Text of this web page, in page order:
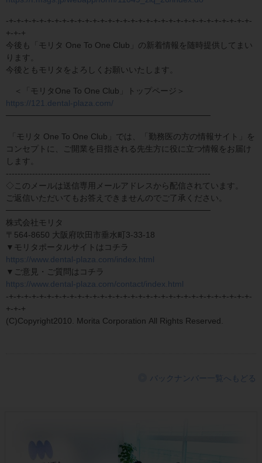
-+-+-+-+-+-+-+-+-+-+-+-+-+-+-+-+-+-+-+-+-+-+-+-+-+-+-+-+-+-+-+-+-
+-+-+
今後も「モリタ One To One Club」の新着情報を随時提供してまい
ります。
今後ともモリタをよろしくお願いいたします。
＜「モリタOne To One Club」トップページ＞
https://121.dental-plaza.com/
───────────────────────────────────
「モリタ One To One Club」では、「勤務医の方の情報サイト」を
コンセプトに、ご開業を目指される先生方に役に立つ情報をお届け
します。
----------------------------------------------------------------------
◇このメールは送信専用メールアドレスから配信されています。
ご返信いただいてもお答えできませんのでご了承ください。
───────────────────────────────────
株式会社モリタ
〒564-8650 大阪府吹田市垂水町3-33-18
▼モリタポータルサイトはコチラ
https://www.dental-plaza.com/index.html
▼ご意見・ご質問はコチラ
https://www.dental-plaza.com/contact/index.html
-+-+-+-+-+-+-+-+-+-+-+-+-+-+-+-+-+-+-+-+-+-+-+-+-+-+-+-+-+-+-+-+-
+-+-+
(C)Copyright2010. Morita Corporation All Rights Reserved.
バックナンバー一覧へもどる